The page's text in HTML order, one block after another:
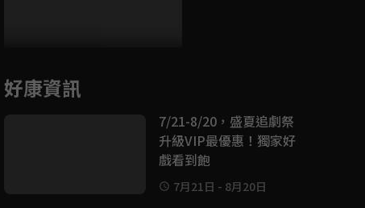
好康資訊
7/21-8/20，盛夏追劇祭
升級VIP最優惠！獨家好
戲看到飽
7月21日 - 8月20日